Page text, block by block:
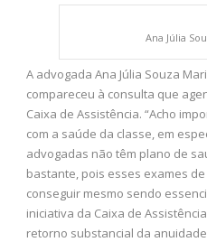
Ana Júlia
A advogada Ana Júlia Souza
compareceu à consulta que
Caixa de Assistência. “Acho
com a saúde da classe, em
advogadas não têm plano de
bastante, pois esses exames
conseguir mesmo sendo
iniciativa da Caixa de
retorno substancial da